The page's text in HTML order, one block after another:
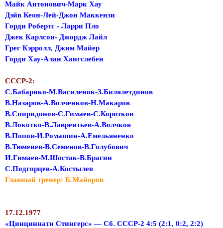
Майк Антонович-Марк Хау
Дэйв Кеон-Лей-Джон Маккензи
Горди Робертс - Ларри Пло
Джек Карлсон- Джордж Лайл
Грег Кэрролл, Джим Майер
Горди Хау-Алан Хангслебен
СССР-2:
С.Бабарико-М.Василенок-З.Билялетдинов
В.Назаров-А.Волченков-Н.Макаров
В.Спиридонов-С.Гимаев-С.Коротков
В.Локотко-В.Лаврентьев-А.Волчков
В.Попов-И.Ромашин-А.Емельяненко
В.Тюменев-В.Семенов-В.Голубович
И.Гимаев-М.Шостак-В.Брагин
С.Подгорцев-А.Костылев
Главный тренер: Б.Майоров
17.12.1977
«Цинциннати Стингерс» — Сб. СССР-2 4:5 (2:1, 0:2, 2:2)